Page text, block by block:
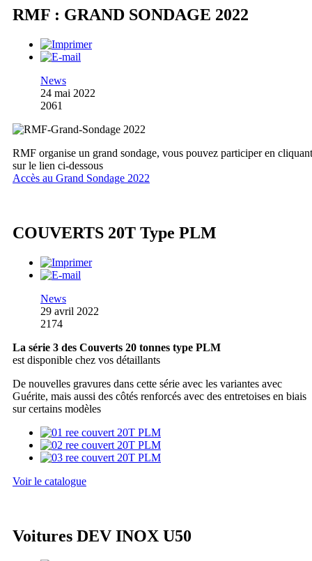
RMF : GRAND SONDAGE 2022
News
24 mai 2022
2061
RMF organise un grand sondage, vous pouvez participer en cliquant
sur le lien ci-dessous
Accès au Grand Sondage 2022
COUVERTS 20T Type PLM
News
29 avril 2022
2174
La série 3 des Couverts 20 tonnes type PLM
est disponible chez vos détaillants
De nouvelles gravures dans cette série avec les variantes avec
Guérite, mais aussi des côtés renforcés avec des entretoises en biais
sur certains modèles
Voir le catalogue
Voitures DEV INOX U50